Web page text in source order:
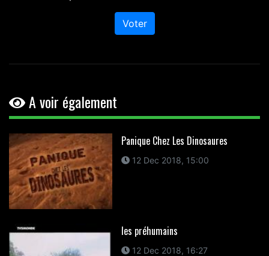
Voter
A voir également
Panique Chez Les Dinosaures
12 Dec 2018, 15:00
les préhumains
12 Dec 2018, 16:27